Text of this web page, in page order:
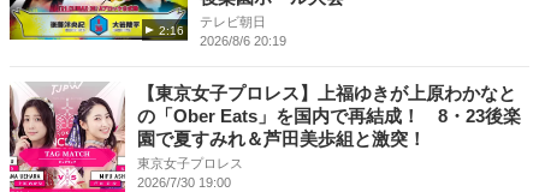
2:16
テレビ朝日
2026/8/6 20:19
【東京女子プロレス】上福ゆきが上原わかなと
の「Ober Eats」を国内で再結成！ 8・23後楽
園で夏すみれ＆芦田美歩組と激突！
東京女子プロレス
2026/7/30 19:00